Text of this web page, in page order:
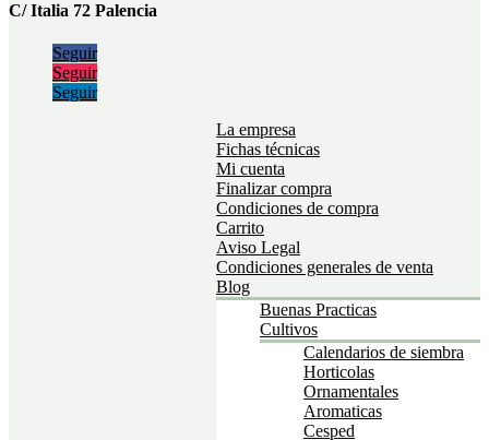
C/ Italia 72 Palencia
Seguir
Seguir
Seguir
La empresa
Fichas técnicas
Mi cuenta
Finalizar compra
Condiciones de compra
Carrito
Aviso Legal
Condiciones generales de venta
Blog
Buenas Practicas
Cultivos
Calendarios de siembra
Horticolas
Ornamentales
Aromaticas
Cesped